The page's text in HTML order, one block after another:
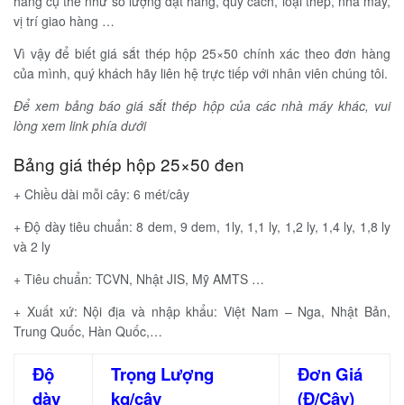
vị trí giao hàng …
Vì vậy để biết giá sắt thép hộp 25×50 chính xác theo đơn hàng
của mình, quý khách hãy liên hệ trực tiếp với nhân viên chúng tôi.
Để xem bảng báo giá sắt thép hộp của các nhà máy khác, vui
lòng xem link phía dưới
Bảng giá thép hộp 25×50 đen
+ Chiều dài mỗi cây: 6 mét/cây
+ Độ dày tiêu chuẩn: 8 dem, 9 dem, 1ly, 1,1 ly, 1,2 ly, 1,4 ly, 1,8 ly
và 2 ly
+ Tiêu chuẩn: TCVN, Nhật JIS, Mỹ AMTS …
+ Xuất xứ: Nội địa và nhập khẩu: Việt Nam – Nga, Nhật Bản,
Trung Quốc, Hàn Quốc,…
Độ
dày
Trọng Lượng
kg/cây
Đơn Giá
(Đ/Cây)